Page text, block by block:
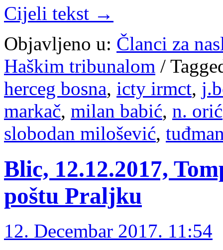
Cijeli tekst →
Objavljeno u: Članci za
Haškim tribunalom /
herceg bosna, icty irmct,
markač, milan babić, n. orić
slobodan milošević,
Blic, 12.12.2017,
poštu Praljku
12. Decembar 2017. 11:54